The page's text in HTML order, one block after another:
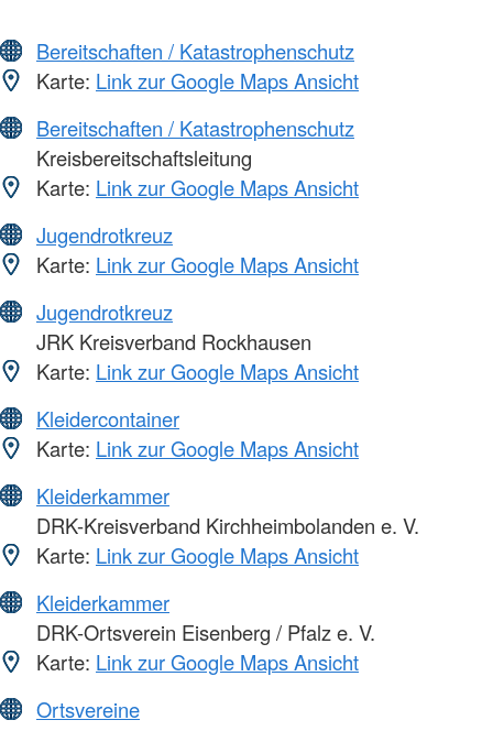
Bereitschaften / Katastrophenschutz
Karte: Link zur Google Maps Ansicht
Bereitschaften / Katastrophenschutz
Kreisbereitschaftsleitung
Karte: Link zur Google Maps Ansicht
Jugendrotkreuz
Karte: Link zur Google Maps Ansicht
Jugendrotkreuz
JRK Kreisverband Rockhausen
Karte: Link zur Google Maps Ansicht
Kleidercontainer
Karte: Link zur Google Maps Ansicht
Kleiderkammer
DRK-Kreisverband Kirchheimbolanden e. V.
Karte: Link zur Google Maps Ansicht
Kleiderkammer
DRK-Ortsverein Eisenberg / Pfalz e. V.
Karte: Link zur Google Maps Ansicht
Ortsvereine